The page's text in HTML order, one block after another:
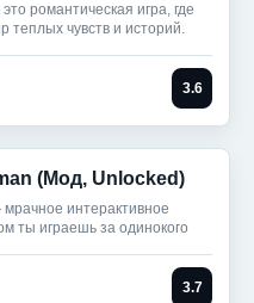
романтическая игра, где
теплых чувств и историй.
3.6
(Мод, Unlocked)
интерактивное
ты играешь за одинокого
3.7